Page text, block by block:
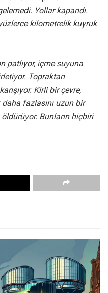
Yollar kapandı.
kilometrelik kuyruk
patlıyor, içme suyuna
Topraktan
Kirli bir çevre,
fazlasını uzun bir
Bunların hiçbiri